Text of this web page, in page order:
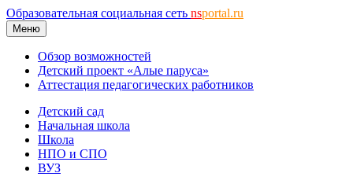
Образовательная социальная сеть nsportal.ru
Меню
Обзор возможностей
Детский проект «Алые паруса»
Аттестация педагогических работников
Детский сад
Начальная школа
Школа
НПО и СПО
ВУЗ